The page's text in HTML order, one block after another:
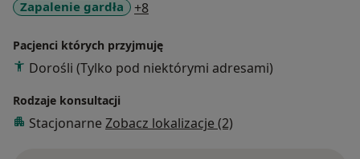
Zapalenie gardła
+8a11y_sr_more_diseases
Pacjenci których przyjmuję
Dorośli (Tylko pod niektórymi adresami)
Rodzaje konsultacji
Stacjonarne Zobacz lokalizacje (2)